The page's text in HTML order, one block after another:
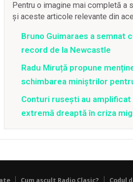
Pentru o imagine mai completă a
și aceste articole relevante din
Bruno Guimaraes a semnat
record de la Newcastle
Radu Miruță propune
schimbarea miniștrilor
Conturi rusești au
extremă dreaptă în criza